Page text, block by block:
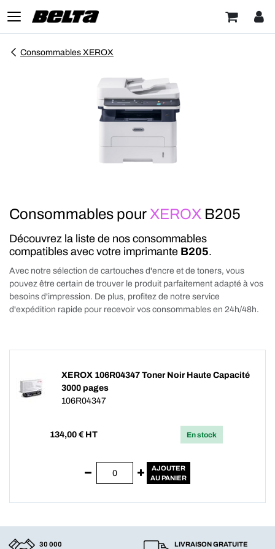
Consommables XEROX
Consommables pour XEROX B205
Découvrez la liste de nos consommables
compatibles avec votre imprimante B205.
Avec notre sélection de cartouches d'encre et de toners, vous
pouvez être certain de trouver le produit parfaitement adapté à vos
besoins d'impression. De plus, profitez de notre service
d'expédition rapide pour recevoir vos consommables en 24h/48h.
XEROX 106R04347 Toner Noir Haute Capacité
3000 pages
106R04347
134,00 € HT En stock
AJOUTER
AU PANIER
30 000
LIVRAISON GRATUITE